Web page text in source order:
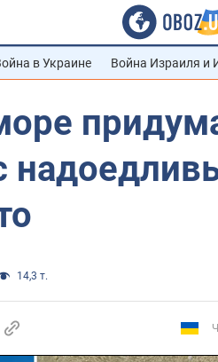
в Украине Война Израиля и
14,3 т.